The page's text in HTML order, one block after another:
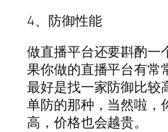
4、防御性能
做直播平台还要斟酌一
果你做的直播平台有常
最好是找一家防御比较
单防的那种，当然啦，
高，价格也会越贵。